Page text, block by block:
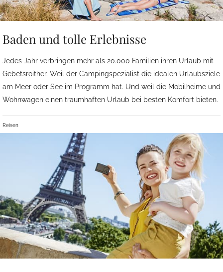
Baden und tolle Erlebnisse
Jedes Jahr verbringen mehr als 20.000 Familien ihren Urlaub mit
Gebetsroither. Weil der Campingspezialist die idealen Urlaubsziele
am Meer oder See im Programm hat. Und weil die Mobilheime und
Wohnwagen einen traumhaften Urlaub bei besten Komfort bieten.
Reisen